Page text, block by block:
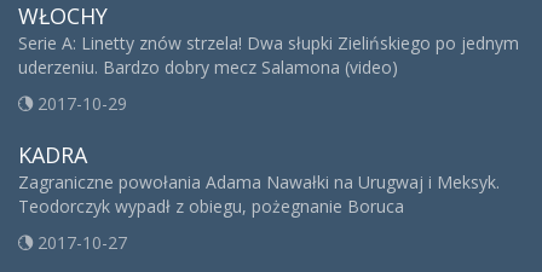
WŁOCHY
Serie A: Linetty znów strzela! Dwa słupki Zielińskiego po jednym
uderzeniu. Bardzo dobry mecz Salamona (video)
2017-10-29
KADRA
Zagraniczne powołania Adama Nawałki na Urugwaj i Meksyk.
Teodorczyk wypadł z obiegu, pożegnanie Boruca
2017-10-27